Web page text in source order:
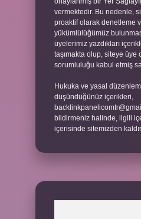
vermektedir. Bu nedenle,
proaktif olarak denetleme
yükümlülüğümüz
üyelerimiz yazdıkları
taşımakta olup, siteye üye
sorumluluğu kabul etmiş
Hukuka ve yasal
düşündüğünüz içerikleri,
bildirmeniz halinde, ilgili
içerisinde sitemizden